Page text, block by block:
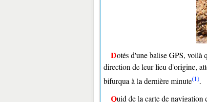
Dotés d'une balise GPS, voilà que nos six cobayes involontaires ont immédiatement mis le cap en
direction de leur lieu d'origine,
bifurqua à la dernière minute(1).
Quid de la carte de navigation et de la boussole que nécessite une telle capacité ? Nul ne le sait à ce